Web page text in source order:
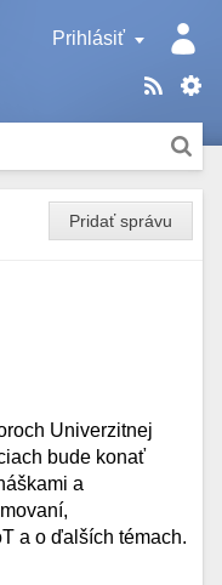
Prihlásiť
Pridať správu
Univerzitnej
bude konať
a
a o ďalších témach.